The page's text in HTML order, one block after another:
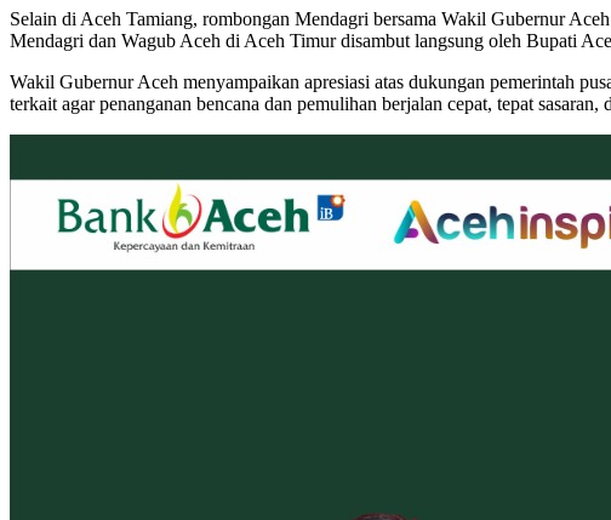
Selain di Aceh Tamiang, rombongan Mendagri bersama Wakil Gubernur
Mendagri dan Wagub Aceh di Aceh Timur disambut langsung oleh Bupati
Wakil Gubernur Aceh menyampaikan apresiasi atas dukungan pemerintah
terkait agar penanganan bencana dan pemulihan berjalan cepat, tepat sasaran,